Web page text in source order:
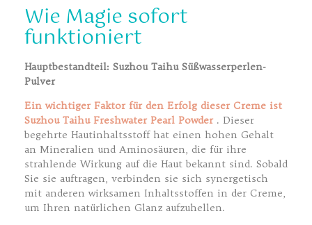
Wie Magie sofort
funktioniert
Hauptbestandteil: Suzhou Taihu Süßwasserperlen-
Pulver
Ein wichtiger Faktor für den Erfolg dieser Creme ist
Suzhou Taihu Freshwater Pearl Powder . Dieser
begehrte Hautinhaltsstoff hat einen hohen Gehalt
an Mineralien und Aminosäuren, die für ihre
strahlende Wirkung auf die Haut bekannt sind. Sobald
Sie sie auftragen, verbinden sie sich synergetisch
mit anderen wirksamen Inhaltsstoffen in der Creme,
um Ihren natürlichen Glanz aufzuhellen.